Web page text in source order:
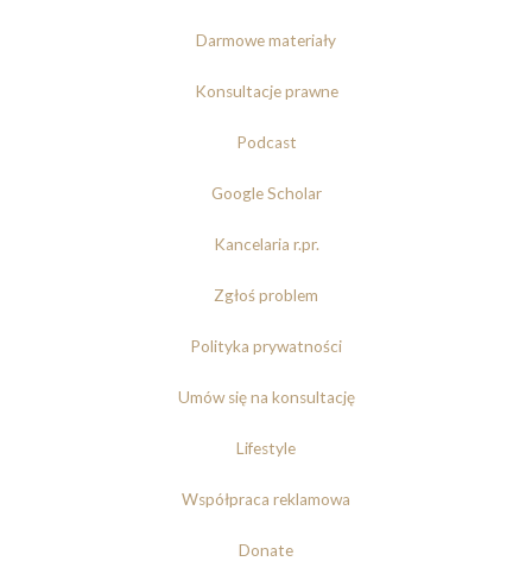
Darmowe materiały
Konsultacje prawne
Podcast
Google Scholar
Kancelaria r.pr.
Zgłoś problem
Polityka prywatności
Umów się na konsultację
Lifestyle
Współpraca reklamowa
Donate